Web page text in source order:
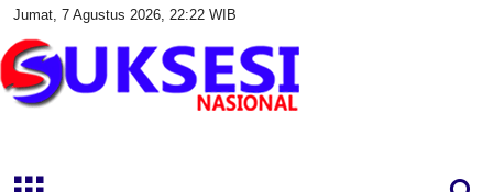
Jumat, 7 Agustus 2026, 22:22 WIB